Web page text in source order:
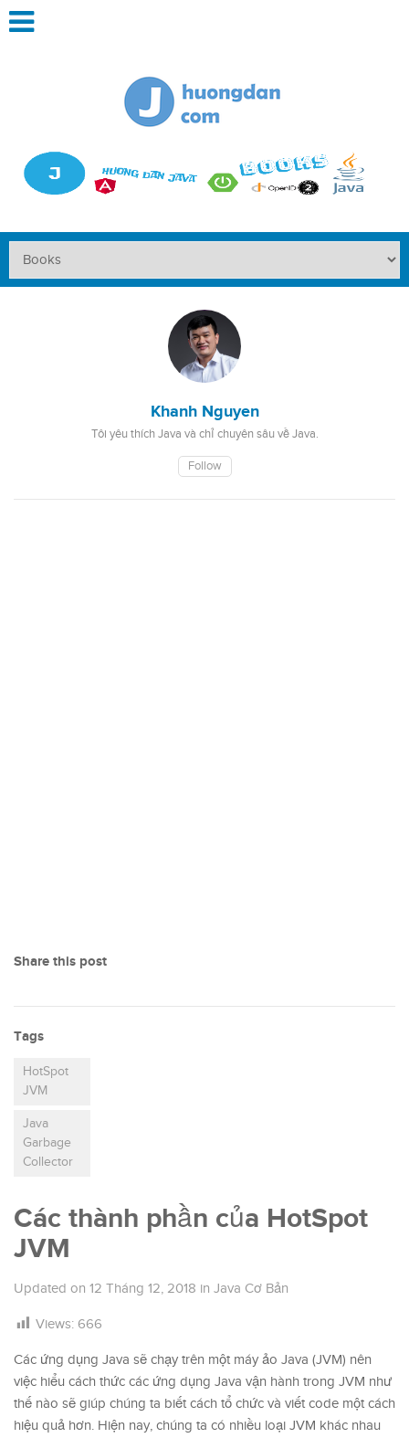
Khanh Nguyen
Tôi yêu thích Java và chỉ chuyên sâu về Java.
Follow
Share this post
Tags
HotSpot
JVM
Java
Garbage
Collector
Các thành phần của HotSpot
JVM
Updated on 12 Tháng 12, 2018 in Java Cơ Bản
Views: 666
Các ứng dụng Java sẽ chạy trên một máy ảo Java (JVM) nên
việc hiểu cách thức các ứng dụng Java vận hành trong JVM như
thế nào sẽ giúp chúng ta biết cách tổ chức và viết code một cách
hiệu quả hơn. Hiện nay, chúng ta có nhiều loại JVM khác nhau